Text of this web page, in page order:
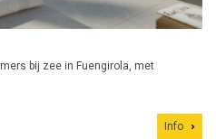
bij zee in Fuengirola, met
Info